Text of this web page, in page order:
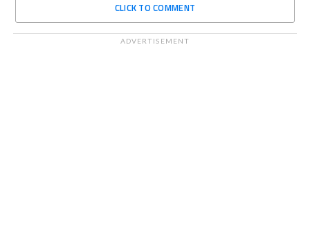
CLICK TO COMMENT
ADVERTISEMENT